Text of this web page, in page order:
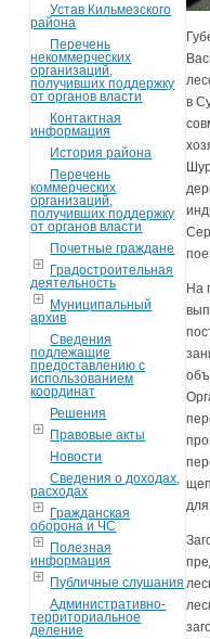
Устав Кильмезского
района
Перечень
некоммерческих
организаций,
получивших поддержку
от органов власти
Контактная
информация
История района
Перечень
коммерческих
организаций,
получивших поддержку
от органов власти
Почетные граждане
Градостроительная
деятельность
Муниципальный
архив
Сведения
подлежащие
предоставлению с
использованием
координат
Решения
Правовые акты
Новости
Сведения о доходах,
расходах
Гражданская
оборона и ЧС
Полезная
информация
Публичные слушания
Административно-
территориальное
деление
в
На